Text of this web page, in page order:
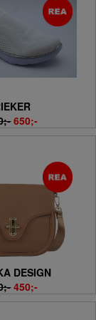
650;-
DESIGN
450;-